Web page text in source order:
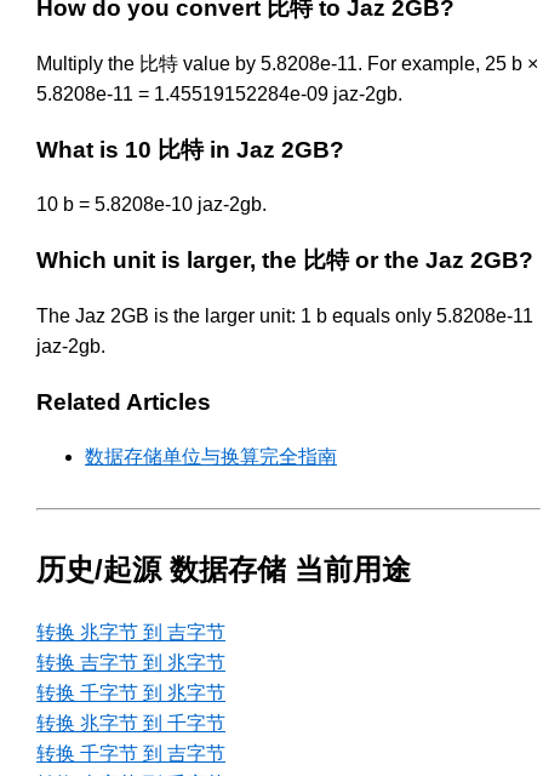
How do you convert 比特 to Jaz 2GB?
Multiply the 比特 value by 5.8208e-11. For example, 25 b ×
5.8208e-11 = 1.45519152284e-09 jaz-2gb.
What is 10 比特 in Jaz 2GB?
10 b = 5.8208e-10 jaz-2gb.
Which unit is larger, the 比特 or the Jaz 2GB?
The Jaz 2GB is the larger unit: 1 b equals only 5.8208e-11
jaz-2gb.
Related Articles
数据存储单位与换算完全指南
历史/起源 数据存储 当前用途
转换 兆字节 到 吉字节
转换 吉字节 到 兆字节
转换 千字节 到 兆字节
转换 兆字节 到 千字节
转换 千字节 到 吉字节